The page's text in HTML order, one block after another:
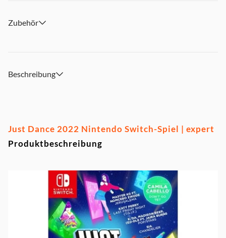
Zubehör
Beschreibung
Just Dance 2022 Nintendo Switch-Spiel | expert
Produktbeschreibung